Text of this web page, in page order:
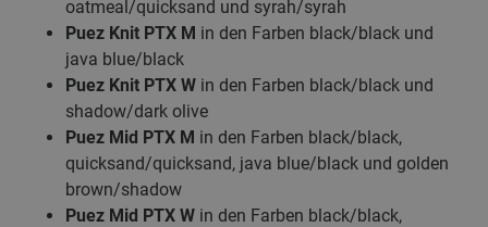
oatmeal/quicksand und syrah/syrah
Puez Knit PTX M in den Farben black/black und
java blue/black
Puez Knit PTX W in den Farben black/black und
shadow/dark olive
Puez Mid PTX M in den Farben black/black,
quicksand/quicksand, java blue/black und golden
brown/shadow
Puez Mid PTX W in den Farben black/black,